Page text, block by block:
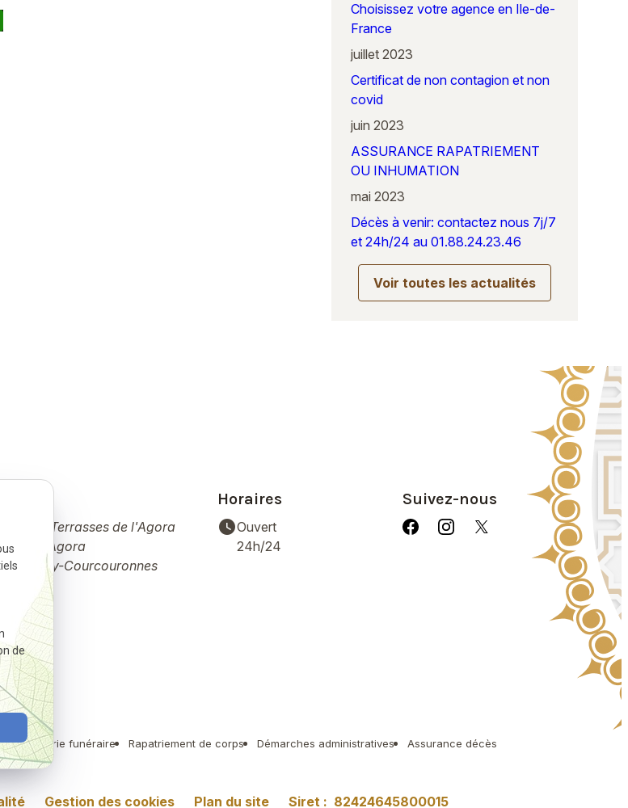
Choisissez votre agence en Ile-de-
France
juillet 2023
Certificat de non contagion et non
covid
juin 2023
ASSURANCE RAPATRIEMENT
OU INHUMATION
mai 2023
Décès à venir: contactez nous 7j/7
et 24h/24 au 01.88.24.23.46
Voir toutes les actualités
14 Pl. des Terrasses de l'Agora
Agora
Évry-Courcouronnes
Horaires
watch_laterOuvert
24h/24
Suivez-nous
Marbrerie funéraire Rapatriement de corps Démarches administratives Assurance décès
Gestion des cookies Plan du site Siret : 82424645800015
de